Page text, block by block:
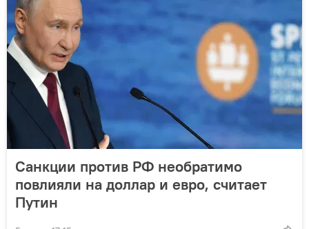
Санкции против РФ необратимо
повлияли на доллар и евро, считает
Путин